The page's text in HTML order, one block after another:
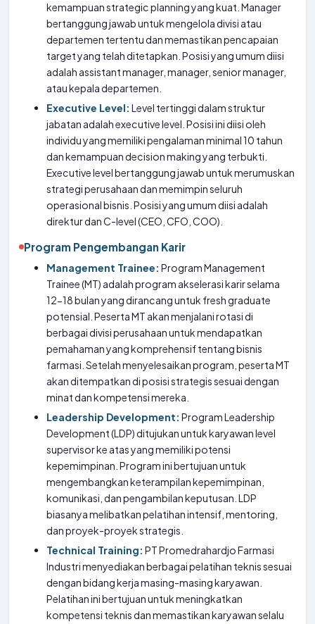
kemampuan strategic planning yang kuat. Manager
bertanggung jawab untuk mengelola divisi atau
departemen tertentu dan memastikan pencapaian
target yang telah ditetapkan. Posisi yang umum diisi
adalah assistant manager, manager, senior manager,
atau kepala departemen.
Executive Level: Level tertinggi dalam struktur
jabatan adalah executive level. Posisi ini diisi oleh
individu yang memiliki pengalaman minimal 10 tahun
dan kemampuan decision making yang terbukti.
Executive level bertanggung jawab untuk merumuskan
strategi perusahaan dan memimpin seluruh
operasional bisnis. Posisi yang umum diisi adalah
direktur dan C-level (CEO, CFO, COO).
Program Pengembangan Karir
Management Trainee: Program Management
Trainee (MT) adalah program akselerasi karir selama
12-18 bulan yang dirancang untuk fresh graduate
potensial. Peserta MT akan menjalani rotasi di
berbagai divisi perusahaan untuk mendapatkan
pemahaman yang komprehensif tentang bisnis
farmasi. Setelah menyelesaikan program, peserta MT
akan ditempatkan di posisi strategis sesuai dengan
minat dan kompetensi mereka.
Leadership Development: Program Leadership
Development (LDP) ditujukan untuk karyawan level
supervisor ke atas yang memiliki potensi
kepemimpinan. Program ini bertujuan untuk
mengembangkan keterampilan kepemimpinan,
komunikasi, dan pengambilan keputusan. LDP
biasanya melibatkan pelatihan intensif, mentoring,
dan proyek-proyek strategis.
Technical Training: PT Promedrahardjo Farmasi
Industri menyediakan berbagai pelatihan teknis sesuai
dengan bidang kerja masing-masing karyawan.
Pelatihan ini bertujuan untuk meningkatkan
kompetensi teknis dan memastikan karyawan selalu